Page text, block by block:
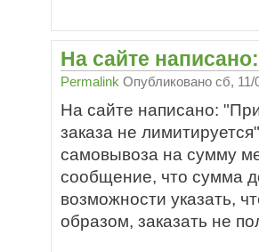
На сайте
Permalink Опубликованосб, 11/
На сайте написано:
заказа не
самовывоза на сумму
сообщение, что сумма
возможности указать,
образом, заказать не